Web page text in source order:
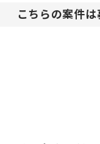
こちらの案件